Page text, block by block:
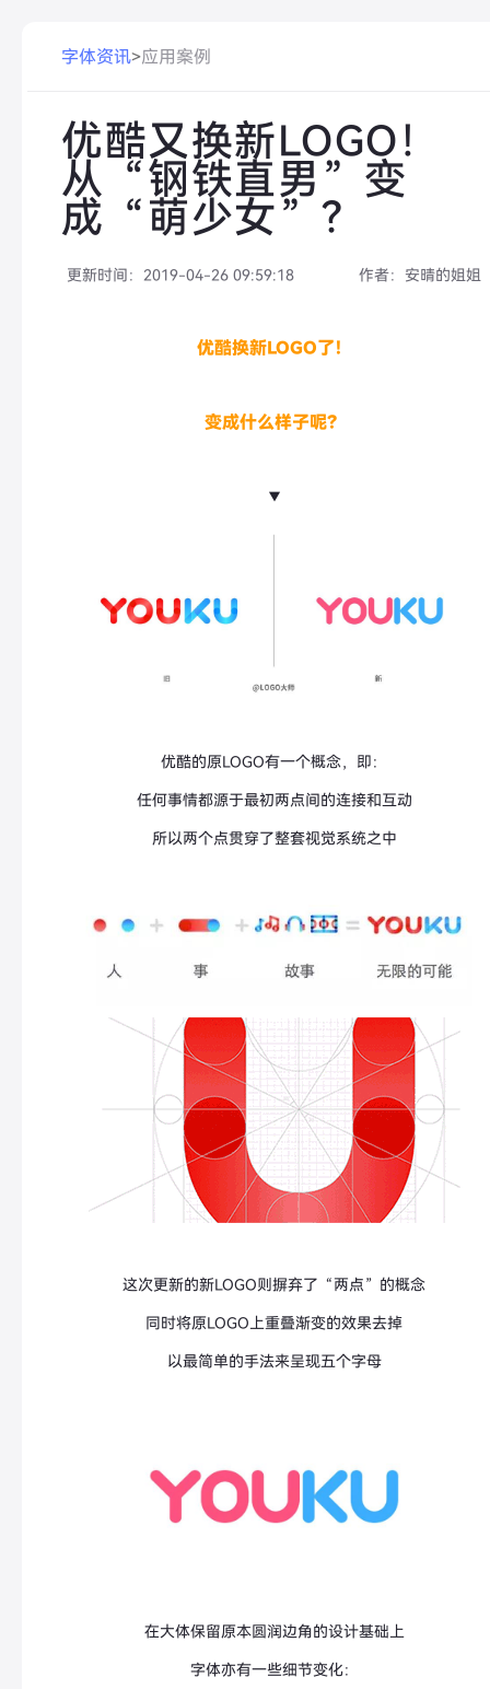
字体资讯>应用案例
优酷又换新LOGO！
从“钢铁直男”变
成“萌少女”？
更新时间： 2019-04-26 09:59:18 作者： 安晴的姐姐
优酷换新LOGO了！
变成什么样子呢？
▼
优酷的原LOGO有一个概念，即：
任何事情都源于最初两点间的连接和互动
所以两个点贯穿了整套视觉系统之中
这次更新的新LOGO则摒弃了“两点”的概念
同时将原LOGO上重叠渐变的效果去掉
以最简单的手法来呈现五个字母
在大体保留原本圆润边角的设计基础上
字体亦有一些细节变化：